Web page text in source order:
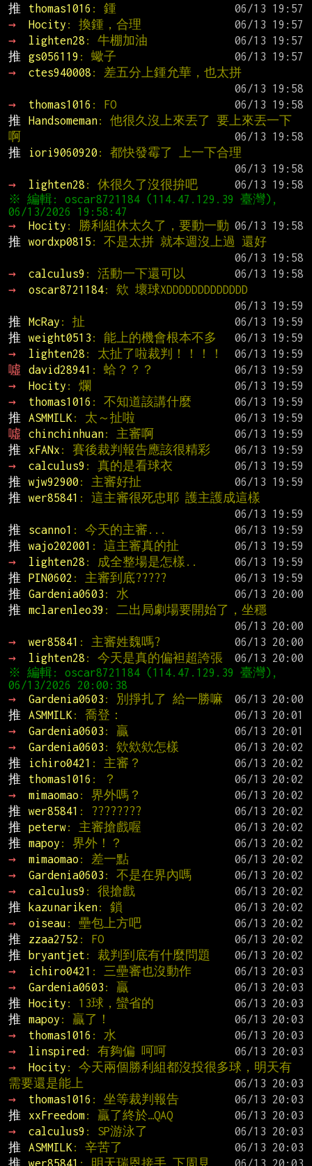
推
thomas1016 : 鍾
→
Hocity : 換鍾，合理
→
lighten28 : 牛棚加油
推
gs056119 : 蠍子
→
ctes940008 : 差五分上鍾允華，也太拼
→
thomas1016 : FO
推
Handsomeman: 他很久沒上來丟了 要上來丟一下
啊
推
iori9060920 : 都快發霉了 上一下合理
→
lighten28 : 休很久了沒很拚吧
※ 編輯: oscar8721184 (114.47.129.39 臺灣),
→
Hocity : 勝利組休太久了，要動一動
推
wordxp0815 : 不是太拼 就本週沒上過 還好
→
calculus9 : 活動一下還可以
→
oscar8721184: 欸 壞球XDDDDDDDDDDDDD
推
McRay : 扯
推
weight0513 : 能上的機會根本不多
→
lighten28 : 太扯了啦裁判！！！！
噓
david28941 : 蛤？？？
→
Hocity : 爛
→
thomas1016 : 不知道該講什麼
推
ASMMILK : 太～扯啦
噓
chinchinhuan: 主審啊
推
xFANx : 賽後裁判報告應該很精彩
→
calculus9 : 真的是看球衣
推
wjw92900 : 主審好扯
推
wer85841 : 這主審很死忠耶 護主護成這樣
推
scanno1 : 今天的主審...
推
wajo202001 : 這主審真的扯
→
lighten28 : 成全整場是怎樣..
推
PIN0602 : 主審到底?????
推
Gardenia0603 : 水
推
mclarenleo39 : 二出局劇場要開始了，坐穩
→
wer85841 : 主審姓魏嗎?
→
lighten28 : 今天是真的偏袒超誇張
※ 編輯: oscar8721184 (114.47.129.39 臺灣),
→
Gardenia0603 : 別掙扎了 給一勝嘛
推
ASMMILK : 喬登：
→
Gardenia0603 : 贏
→
Gardenia0603 : 欸欸欸怎樣
推
ichiro0421 : 主審？
推
thomas1016 : ？
→
mimaomao : 界外嗎？
推
wer85841 : ????????
推
peterw: 主審搶戲喔
推
mapoy : 界外！？
→
mimaomao : 差一點
→
Gardenia0603 : 不是在界內嗎
→
calculus9 : 很搶戲
推
kazunariken: 鎖
→
oiseau : 壘包上方吧
推
zzaa2752 : FO
推
bryantjet : 裁判到底有什麼問題
→
ichiro0421 : 三壘審也沒動作
→
Gardenia0603 : 贏
推
Hocity : 13球，蠻省的
推
mapoy : 贏了！
→
thomas1016 : 水
→
linspired : 有夠偏 呵呵
→
Hocity : 今天兩個勝利組都沒投很多球，明天有
需要還是能上
→
thomas1016 : 坐等裁判報告
推
xxFreedom: 贏了終於…QAQ
→
calculus9 : SP游泳了
推
ASMMILK : 辛苦了
推
wer85841 : 明天瑞恩接手 下周見